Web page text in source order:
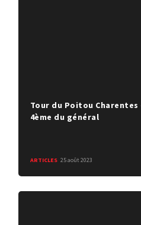
Tour du Poitou
4ème du général
ARTICLES 25 août 2023